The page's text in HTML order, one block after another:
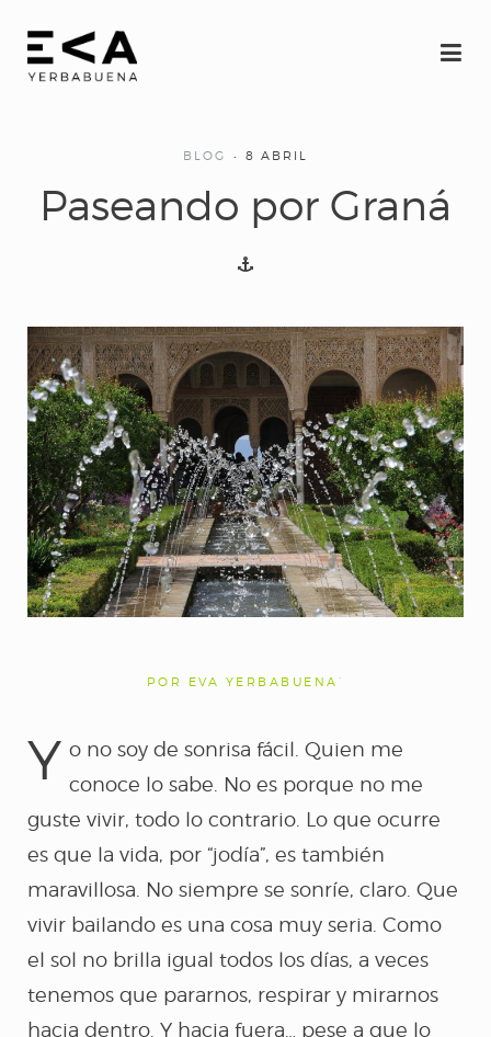
BLOG 8 ABRIL
Paseando por Graná
POR EVA YERBABUENA’
Y o no soy de sonrisa fácil. Quien me
conoce lo sabe. No es porque no me
guste vivir, todo lo contrario. Lo que ocurre
es que la vida, por “jodía”, es también
maravillosa. No siempre se sonríe, claro. Que
vivir bailando es una cosa muy seria. Como
el sol no brilla igual todos los días, a veces
tenemos que pararnos, respirar y mirarnos
hacia dentro. Y hacia fuera… pese a que lo